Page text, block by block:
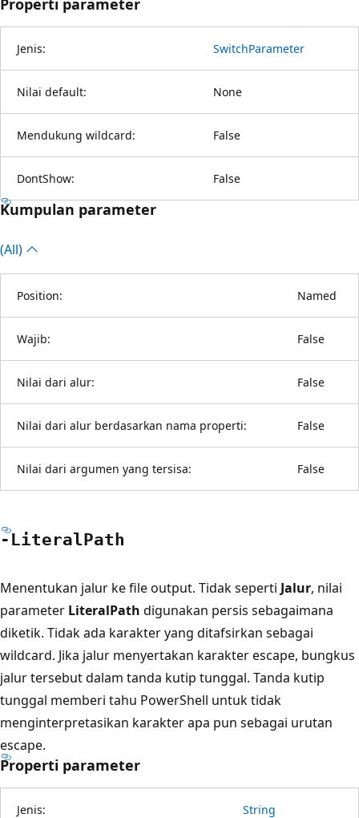
Jenis: SwitchParameter
Nilai default: None
Mendukung wildcard: False
DontShow: False
Kumpulan parameter
(All)
Position: Named
Wajib: False
Nilai dari alur: False
Nilai dari alur berdasarkan nama properti: False
Nilai dari argumen yang tersisa: False
-LiteralPath
Menentukan jalur ke file output. Tidak seperti Jalur, nilai
parameter LiteralPath digunakan persis sebagaimana
diketik. Tidak ada karakter yang ditafsirkan sebagai
wildcard. Jika jalur menyertakan karakter escape, bungkus
jalur tersebut dalam tanda kutip tunggal. Tanda kutip
tunggal memberi tahu PowerShell untuk tidak
menginterpretasikan karakter apa pun sebagai urutan
escape.
Properti parameter
Jenis: String